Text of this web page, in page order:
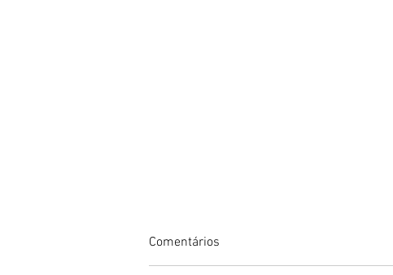
Comentários